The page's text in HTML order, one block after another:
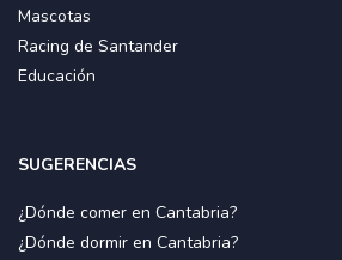
Mascotas
Racing de Santander
Educación
SUGERENCIAS
¿Dónde comer en Cantabria?
¿Dónde dormir en Cantabria?